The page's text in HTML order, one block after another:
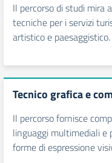
Il percorso di studi mira
tecniche per i servizi
artistico e paesaggistico.
Tecnico grafica e
Il percorso fornisce
linguaggi multimediali e
forme di espressione